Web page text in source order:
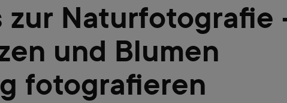
zur Naturfotografie
und Blumen
fotografieren